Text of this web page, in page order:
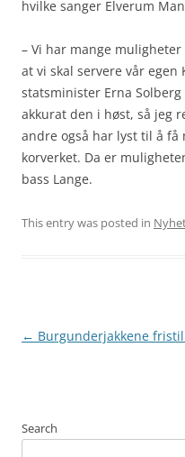
hvilke sanger Elverum
– Vi har mange
at vi skal servere vår egen
statsminister Erna
akkurat den i høst, så jeg
andre også har lyst til å få
korverket. Da er
bass Lange.
This entry was posted in
Post
← Burgunderjakkene
Search